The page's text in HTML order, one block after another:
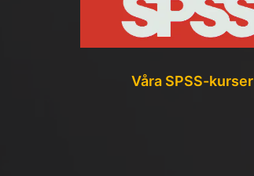
Våra SPSS-kurser